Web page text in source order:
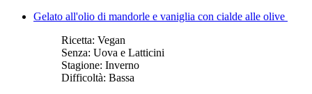
Gelato all'olio di mandorle e vaniglia con cialde alle olive
Ricetta: Vegan
Senza: Uova e Latticini
Stagione: Inverno
Difficoltà: Bassa